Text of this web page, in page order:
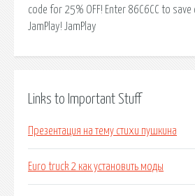
code for 25% OFF! Enter 86C6CC to
JamPlay! JamPlay
Links to Important Stuff
Презентация на тему стихи пушкина
Euro truck 2 как установить моды